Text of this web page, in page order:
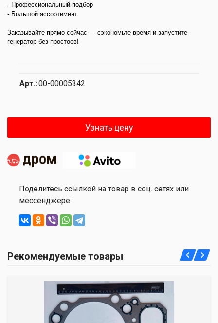
- Профессиональный подбор
- Большой ассортимент
Заказывайте прямо сейчас — сэкономьте время и запустите
генератор без простоев!
Арт.:00-00005342
Узнать цену
Поделитесь ссылкой на товар в соц. сетях или
мессенджере:
Рекомендуемые товары